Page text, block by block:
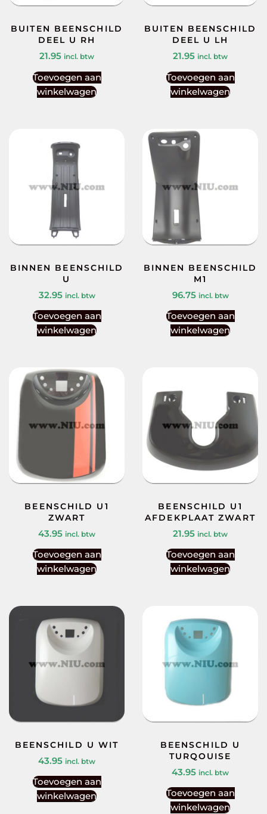
BUITEN BEENSCHILD
DEEL U RH
21.95 incl. btw
Toevoegen aan
winkelwagen
BUITEN BEENSCHILD
DEEL U LH
21.95 incl. btw
Toevoegen aan
winkelwagen
BINNEN BEENSCHILD
U
32.95 incl. btw
Toevoegen aan
winkelwagen
BINNEN BEENSCHILD
M1
96.75 incl. btw
Toevoegen aan
winkelwagen
BEENSCHILD U1
ZWART
43.95 incl. btw
Toevoegen aan
winkelwagen
BEENSCHILD U1
AFDEKPLAAT ZWART
21.95 incl. btw
Toevoegen aan
winkelwagen
BEENSCHILD U WIT
43.95 incl. btw
Toevoegen aan
winkelwagen
BEENSCHILD U
TURQOUISE
43.95 incl. btw
Toevoegen aan
winkelwagen